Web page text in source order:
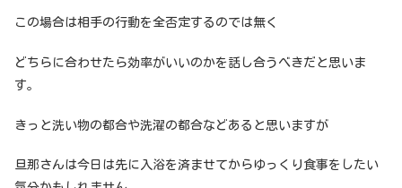
この場合は相手の行動を全否定するのでは無く
どちらに合わせたら効率がいいのかを話し合うべきだと思いま
す。
きっと洗い物の都合や洗濯の都合などあると思いますが
旦那さんは今日は先に入浴を済ませてからゆっくり食事をしたい